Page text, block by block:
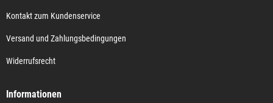
Kontakt zum Kundenservice
Versand und Zahlungsbedingungen
Widerrufsrecht
Informationen